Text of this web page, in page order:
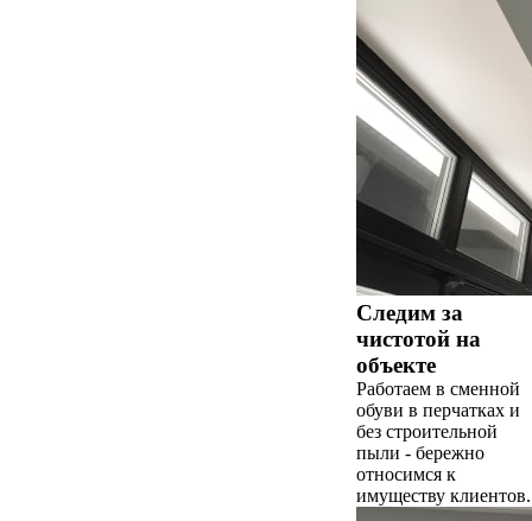
Следим за
чистотой на
объекте
Работаем в сменной
обуви в перчатках и
без строительной
пыли - бережно
относимся к
имуществу клиентов.